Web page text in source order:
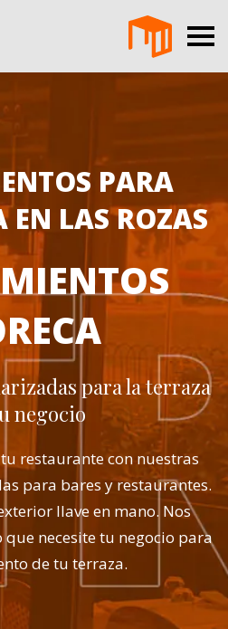
PARA
EN LAS ROZAS
para la terraza
negocio
restaurante con nuestras
para bares y restaurantes.
llave en mano. Nos
necesite tu negocio para
de tu terraza.